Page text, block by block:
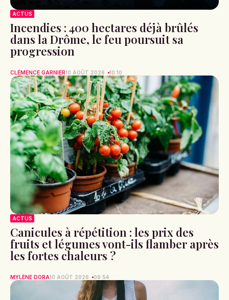
ACTUS
Incendies : 400 hectares déjà brûlés
dans la Drôme, le feu poursuit sa
progression
CLÉMENCE GARNIER10 AOÛT 2026 10:10
ACTUS
Canicules à répétition : les prix des
fruits et légumes vont-ils flamber après
les fortes chaleurs ?
MYLÈNE DORA10 AOÛT 2026 09:54